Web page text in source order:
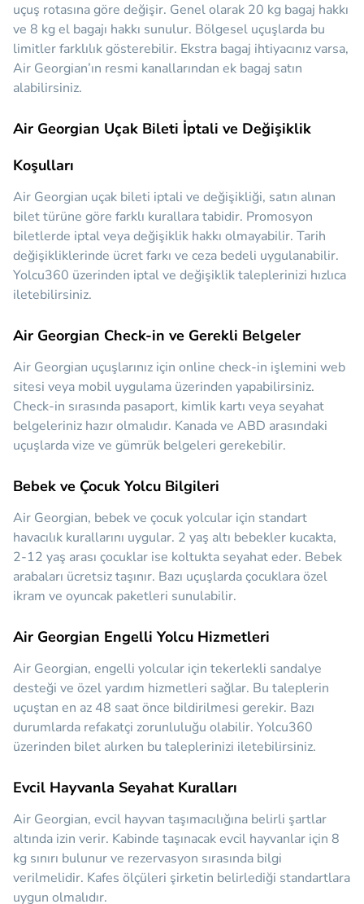
uçuş rotasına göre değişir. Genel olarak 20 kg bagaj hakkı
ve 8 kg el bagajı hakkı sunulur. Bölgesel uçuşlarda bu
limitler farklılık gösterebilir. Ekstra bagaj ihtiyacınız varsa,
Air Georgian’ın resmi kanallarından ek bagaj satın
alabilirsiniz.
Air Georgian Uçak Bileti İptali ve Değişiklik
Koşulları
Air Georgian uçak bileti iptali ve değişikliği, satın alınan
bilet türüne göre farklı kurallara tabidir. Promosyon
biletlerde iptal veya değişiklik hakkı olmayabilir. Tarih
değişikliklerinde ücret farkı ve ceza bedeli uygulanabilir.
Yolcu360 üzerinden iptal ve değişiklik taleplerinizi hızlıca
iletebilirsiniz.
Air Georgian Check-in ve Gerekli Belgeler
Air Georgian uçuşlarınız için online check-in işlemini web
sitesi veya mobil uygulama üzerinden yapabilirsiniz.
Check-in sırasında pasaport, kimlik kartı veya seyahat
belgeleriniz hazır olmalıdır. Kanada ve ABD arasındaki
uçuşlarda vize ve gümrük belgeleri gerekebilir.
Bebek ve Çocuk Yolcu Bilgileri
Air Georgian, bebek ve çocuk yolcular için standart
havacılık kurallarını uygular. 2 yaş altı bebekler kucakta,
2-12 yaş arası çocuklar ise koltukta seyahat eder. Bebek
arabaları ücretsiz taşınır. Bazı uçuşlarda çocuklara özel
ikram ve oyuncak paketleri sunulabilir.
Air Georgian Engelli Yolcu Hizmetleri
Air Georgian, engelli yolcular için tekerlekli sandalye
desteği ve özel yardım hizmetleri sağlar. Bu taleplerin
uçuştan en az 48 saat önce bildirilmesi gerekir. Bazı
durumlarda refakatçi zorunluluğu olabilir. Yolcu360
üzerinden bilet alırken bu taleplerinizi iletebilirsiniz.
Evcil Hayvanla Seyahat Kuralları
Air Georgian, evcil hayvan taşımacılığına belirli şartlar
altında izin verir. Kabinde taşınacak evcil hayvanlar için 8
kg sınırı bulunur ve rezervasyon sırasında bilgi
verilmelidir. Kafes ölçüleri şirketin belirlediği standartlara
uygun olmalıdır.